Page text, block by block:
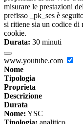
misurare le prestazioni
prefisso _pk_ses è
si ritiene sia un codice
cookie.
Durata: 30 minuti
www.youtube.com
Nome
Tipologia
Proprieta
Descrizione
Durata
Nome: YSC